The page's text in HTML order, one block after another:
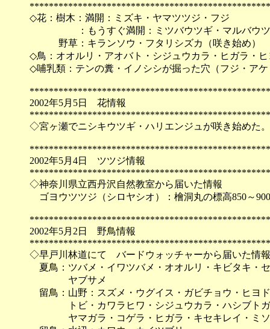
◇花：樹木：満開：ミズキ・ヤマツツジ・フジ
：もうすぐ満開：ミツバウツギ・マルバウツギ
野草：キランソウ・フタリシズカ（咲き始め）
◇鳥：オオルリ・アオバト・シジュウカラ・ヒガラ・
◇哺乳類：テンの糞・イノシシが掘った穴（フジ・ア
2002年5月5日 花情報
◇宮ヶ瀬でニシキウツギ・ハリエンジュが咲き始めた。
2002年5月4日 ツツジ情報
◇神奈川県立西丹沢自然教室から届いた情報
ゴヨウツツジ（シロヤシオ）：檜洞丸の標高850～
2002年5月2日 野鳥情報
◇早戸川林道にて バードウォッチャーから届いた情報
夏鳥：ツバメ・イワツバメ・オオルリ・キビタキ・
ヤブサメ
留鳥：山野：スズメ・ウグイス・ガビチョウ・ヒヨ
トビ・カワラヒワ・シジュウカラ・ハシブトガ
ヤマガラ・コゲラ・ヒガラ・キセキレイ・ミソ